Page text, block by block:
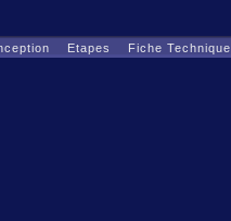
aussi, à partir
l'Abbaye et de
Michel-Ange…
Etapes Fiche Technique